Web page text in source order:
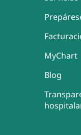
MyChart
Blog